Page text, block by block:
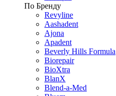
По Бренду
Revyline
Aashadent
Ajona
Apadent
Beverly Hills Formula
Biorepair
BioXtra
BlanX
Blend-a-Med